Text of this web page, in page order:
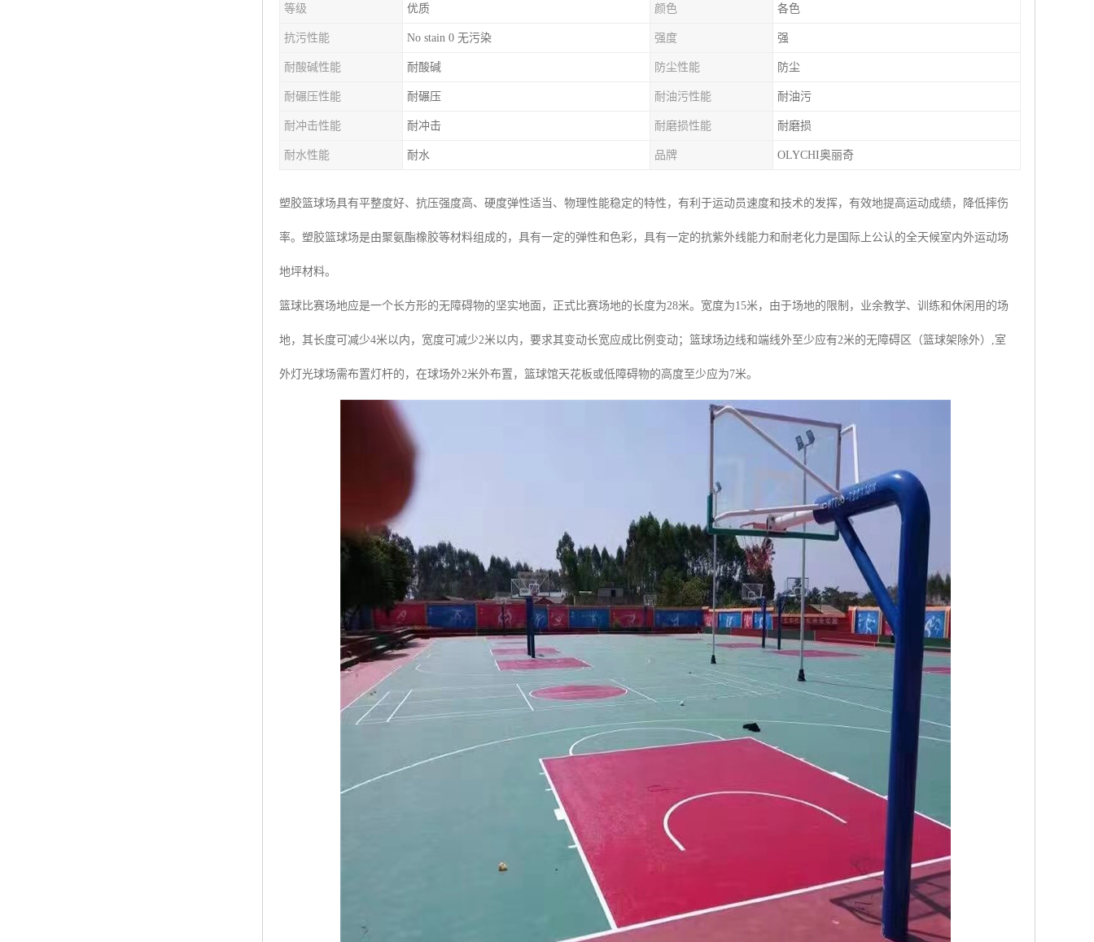
等级 优质 颜色 各色
抗污性能 No stain 0 无污染 强度 强
耐酸碱性能 耐酸碱 防尘性能 防尘
耐碾压性能 耐碾压 耐油污性能 耐油污
耐冲击性能 耐冲击 耐磨损性能 耐磨损
耐水性能 耐水 品牌 OLYCHI奥丽奇
塑胶篮球场具有平整度好、抗压强度高、硬度弹性适当、物理性能稳定的特性，有利于运动员速度和技术的发挥，有效地提高运动成绩，降低摔伤
率。塑胶篮球场是由聚氨酯橡胶等材料组成的，具有一定的弹性和色彩，具有一定的抗紫外线能力和耐老化力是国际上公认的全天候室内外运动场
地坪材料。
篮球比赛场地应是一个长方形的无障碍物的坚实地面，正式比赛场地的长度为28米。宽度为15米，由于场地的限制，业余教学、训练和休闲用的场
地，其长度可减少4米以内，宽度可减少2米以内，要求其变动长宽应成比例变动；篮球场边线和端线外至少应有2米的无障碍区（篮球架除外）,室
外灯光球场需布置灯杆的，在球场外2米外布置，篮球馆天花板或低障碍物的高度至少应为7米。